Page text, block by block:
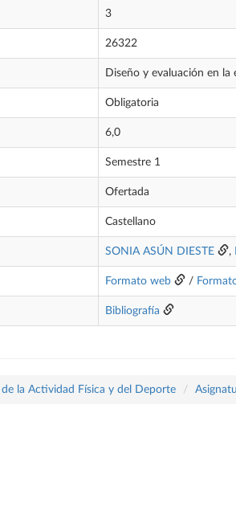
3
26322
Diseño y evaluación en
Obligatoria
6,0
Semestre 1
Ofertada
Castellano
SONIA ASÚN DIESTE ,
Formato web /
Bibliografía
la Actividad Física y del Deporte